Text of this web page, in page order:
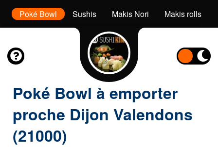
Poké Bowl Sushis Makis Nori Makis rolls
Poké Bowl à emporter
proche Dijon Valendons
(21000)